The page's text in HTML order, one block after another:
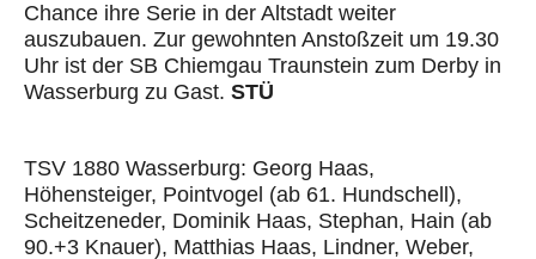
Chance ihre Serie in der Altstadt weiter
auszubauen. Zur gewohnten Anstoßzeit um 19.30
Uhr ist der SB Chiemgau Traunstein zum Derby in
Wasserburg zu Gast. STÜ
TSV 1880 Wasserburg: Georg Haas,
Höhensteiger, Pointvogel (ab 61. Hundschell),
Scheitzeneder, Dominik Haas, Stephan, Hain (ab
90.+3 Knauer), Matthias Haas, Lindner, Weber,